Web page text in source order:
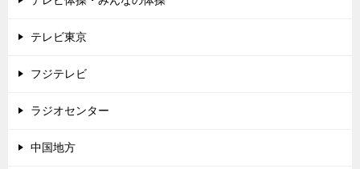
テレビ東京
フジテレビ
ラジオセンター
中国地方